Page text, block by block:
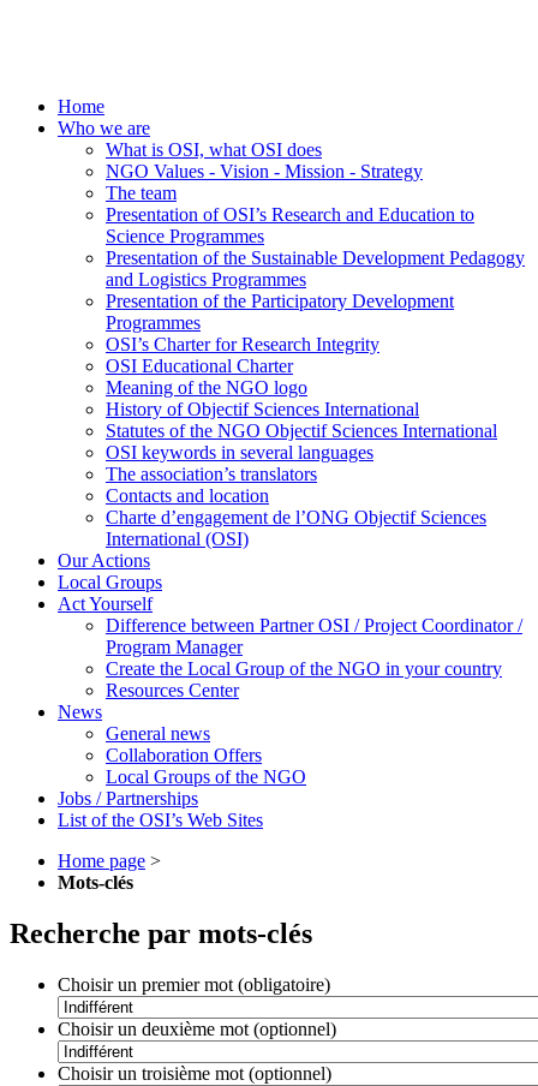
Home
Who we are
What is OSI, what OSI does
NGO Values - Vision - Mission - Strategy
The team
Presentation of OSI’s Research and Education to
Science Programmes
Presentation of the Sustainable Development Pedagogy
and Logistics Programmes
Presentation of the Participatory Development
Programmes
OSI’s Charter for Research Integrity
OSI Educational Charter
Meaning of the NGO logo
History of Objectif Sciences International
Statutes of the NGO Objectif Sciences International
OSI keywords in several languages
The association’s translators
Contacts and location
Charte d’engagement de l’ONG Objectif Sciences
International (OSI)
Our Actions
Local Groups
Act Yourself
Difference between Partner OSI / Project Coordinator /
Program Manager
Create the Local Group of the NGO in your country
Resources Center
News
General news
Collaboration Offers
Local Groups of the NGO
Jobs / Partnerships
List of the OSI’s Web Sites
Home page >
Mots-clés
Recherche par mots-clés
Choisir un premier mot (obligatoire)
Choisir un deuxième mot (optionnel)
Choisir un troisième mot (optionnel)